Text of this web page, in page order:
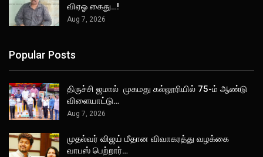
விஏஓ கைது…!
Aug 7, 2026
Popular Posts
திருச்சி ஜமால் முகமது கல்லூரியில் 75-ம் ஆண்டு
விளையாட்டு…
Aug 7, 2026
முதல்வர் விஜய் மீதான விவாகரத்து வழக்கை
வாபஸ் பெற்றார்…